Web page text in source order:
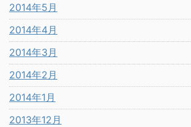
2014年5月
2014年4月
2014年3月
2014年2月
2014年1月
2013年12月